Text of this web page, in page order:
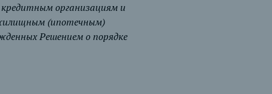
организациям и
(ипотечным)
Решением о порядке